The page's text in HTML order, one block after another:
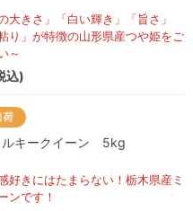
大きさ」「白い輝き」「旨さ」
り」が特徴の山形県産つや姫をご
～
込)
ルキークイーン 5kg
好きにはたまらない！栃木県産ミ
ンです！